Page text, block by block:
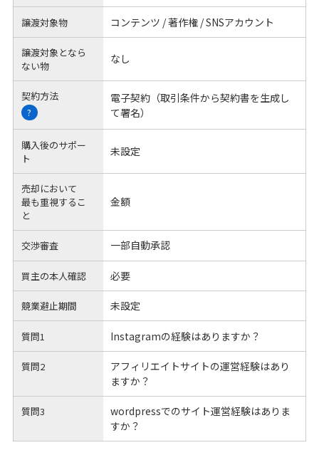
譲渡対象物 コンテンツ / 著作権 / SNSアカウント
譲渡対象となら
ない物
なし
契約方法
?
電子契約（取引条件から契約書を生成し
て署名）
購入後のサポー
ト
未設定
売却において
最も重視するこ
と
金額
交渉審査 一部自動承認
買主の本人確認 必要
競業避止期間 未設定
質問1 Instagramの経験はありますか？
質問2
アフィリエイトサイトの運営経験はあり
ますか？
質問3
wordpressでのサイト運営経験はありま
すか？